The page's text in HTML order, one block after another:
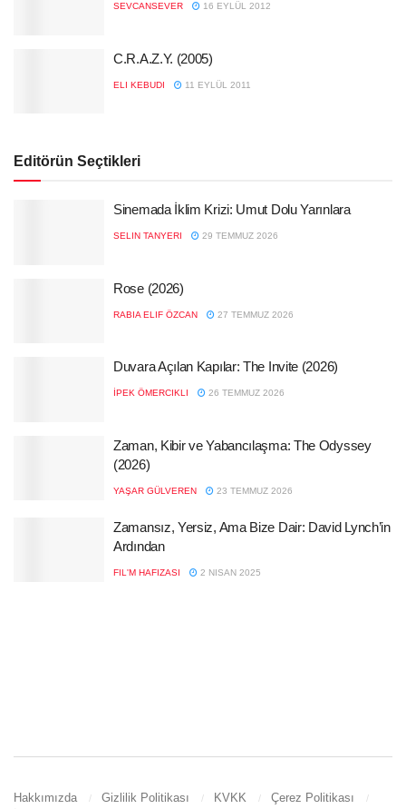
SEVCANSEVER 16 EYLÜL 2012
C.R.A.Z.Y. (2005)
ELI KEBUDI 11 EYLÜL 2011
Editörün Seçtikleri
Sinemada İklim Krizi: Umut Dolu Yarınlara
SELIN TANYERI 29 TEMMUZ 2026
Rose (2026)
RABIA ELIF ÖZCAN 27 TEMMUZ 2026
Duvara Açılan Kapılar: The Invite (2026)
İPEK ÖMERCIKLI 26 TEMMUZ 2026
Zaman, Kibir ve Yabancılaşma: The Odyssey
(2026)
YAŞAR GÜLVEREN 23 TEMMUZ 2026
Zamansız, Yersiz, Ama Bize Dair: David Lynch’in
Ardından
FIL'M HAFIZASI 2 NISAN 2025
Hakkımızda Gizlilik Politikası KVKK Çerez Politikası